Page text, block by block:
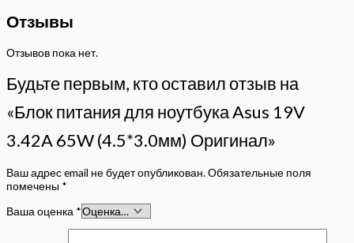
Отзывы
Отзывов пока нет.
Будьте первым, кто оставил отзыв на
«Блок питания для ноутбука Asus 19V
3.42A 65W (4.5*3.0мм) Оригинал»
Ваш адрес email не будет опубликован.Обязательные поля
помечены *
Ваша оценка *